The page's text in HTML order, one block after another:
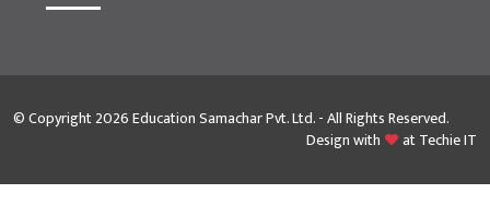
© Copyright 2026 Education Samachar Pvt. Ltd. - All Rights Reserved.
Design with
atTechie IT